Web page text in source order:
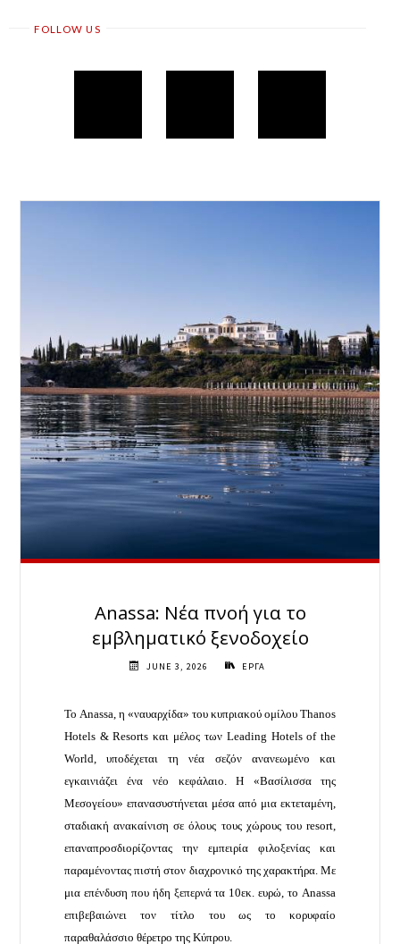
FOLLOW US
Anassa: Νέα πνοή για το
εμβληματικό ξενοδοχείο
JUNE 3, 2026 ΕΡΓΑ
Το Anassa, η «ναυαρχίδα» του κυπριακού ομίλου Thanos
Hotels & Resorts και μέλος των Leading Hotels of the
World, υποδέχεται τη νέα σεζόν ανανεωμένο και
εγκαινιάζει ένα νέο κεφάλαιο. Η «Βασίλισσα της
Μεσογείου» επανασυστήνεται μέσα από μια εκτεταμένη,
σταδιακή ανακαίνιση σε όλους τους χώρους του resort,
επαναπροσδιορίζοντας την εμπειρία φιλοξενίας και
παραμένοντας πιστή στον διαχρονικό της χαρακτήρα. Με
μια επένδυση που ήδη ξεπερνά τα 10εκ. ευρώ, το Anassa
επιβεβαιώνει τον τίτλο του ως το κορυφαίο
παραθαλάσσιο θέρετρο της Κύπρου.